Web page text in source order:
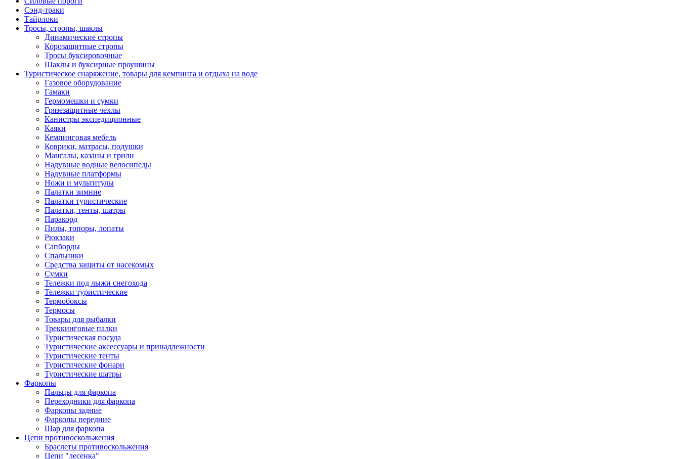
Сэнд-траки
Тайрлоки
Тросы, стропы, шаклы
Динамические стропы
Корозащитные стропы
Тросы буксировочные
Шаклы и буксирные проушины
Туристическое снаряжение, товары для кемпинга и отдыха на воде
Газовое оборудование
Гамаки
Гермомешки и сумки
Грязезащитные чехлы
Канистры экспедиционные
Каяки
Кемпинговая мебель
Коврики, матрасы, подушки
Мангалы, казаны и грили
Надувные водные велосипеды
Надувные платформы
Ножи и мультитулы
Палатки зимние
Палатки туристические
Палатки, тенты, шатры
Паракорд
Пилы, топоры, лопаты
Рюкзаки
Сапборды
Спальники
Средства защиты от насекомых
Сумки
Тележки под лыжи снегохода
Тележки туристические
Термобоксы
Термосы
Товары для рыбалки
Треккинговые палки
Туристическая посуда
Туристические аксессуары и принадлежности
Туристические тенты
Туристические фонари
Туристические шатры
Фаркопы
Пальцы для фаркопа
Переходники для фаркопа
Фаркопы задние
Фаркопы передние
Шар для фаркопа
Цепи противоскольжения
Браслеты противоскольжения
Цепи "лесенка"